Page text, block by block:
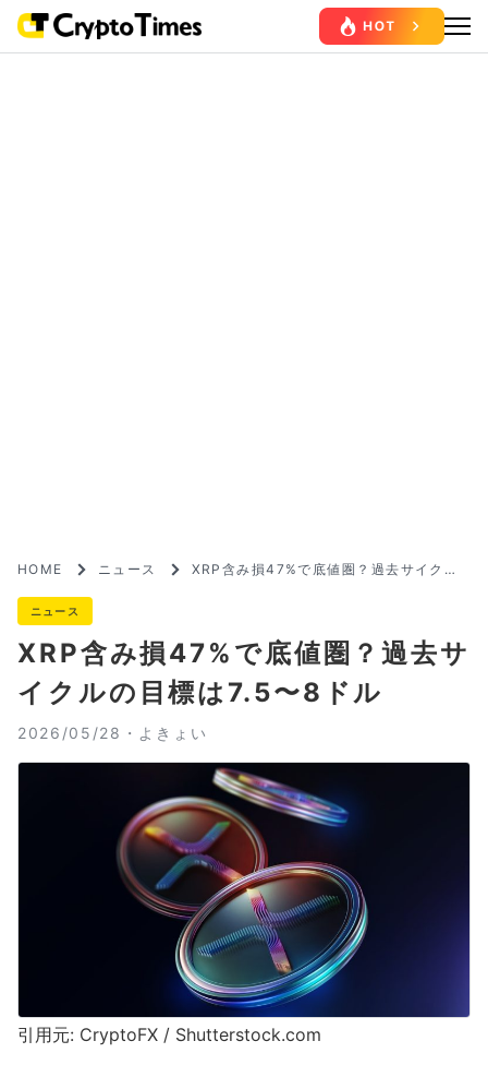
HOME ニュース
XRP含み損47%で底値圏？過去サイクル
ニュース
XRP含み損47%で底値圏？過去サ
イクルの目標は7.5〜8ドル
2026/05/28・ よきょい
引用元: CryptoFX / Shutterstock.com